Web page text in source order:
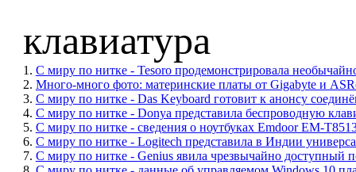
клавиатура
1. С миру по нитке - Tesoro продемонстрировала
2. Много-много фото: материнские платы от Gigabyte и
3. С миру по нитке - Das Keyboard готовит к анонсу
4. С миру по нитке - Donya представила беспроводную
5. С миру по нитке - сведения о ноутбуках Emdoor EM-
6. С миру по нитке - Logitech представила в Индии
7. С миру по нитке - Genius явила чрезвычайно доступный